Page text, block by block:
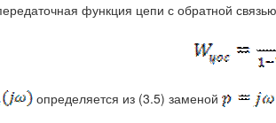
функция цепи с обратной связью
определяется из (3.5) заменой